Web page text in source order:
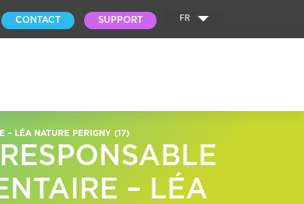
CONTACT SUPPORT FR
– LÉA NATURE PERIGNY (17)
– LÉA